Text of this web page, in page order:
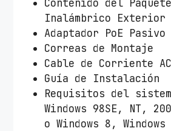
Contenido del
Inalámbrico Exterior
Adaptador PoE
Correas de Montaje
Cable de Corriente AC
Guía de Instalación
Requisitos del
Windows 98SE, NT,
o Windows 8, Windows